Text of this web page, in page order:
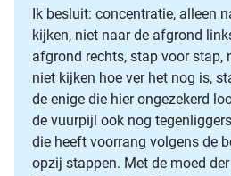
Ik besluit: concentratie, alleen
kijken, niet naar de afgrond
afgrond rechts, stap voor stap,
niet kijken hoe ver het nog is,
de enige die hier ongezekerd
de vuurpijl ook nog
die heeft voorrang volgens de
opzij stappen. Met de moed